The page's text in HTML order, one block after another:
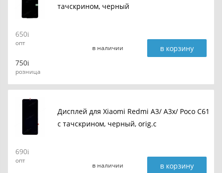
тачскрином, черный
650
опт
750
розница
в наличии в корзину
Дисплей для Xiaomi Redmi A3/ A3x/ Poco C61
с тачскрином, черный, orig.c
690
опт
в наличии в корзину